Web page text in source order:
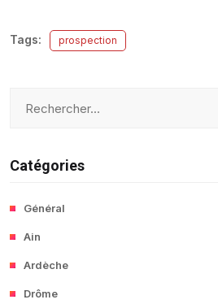
Tags: prospection
Catégories
Général
Ain
Ardèche
Drôme